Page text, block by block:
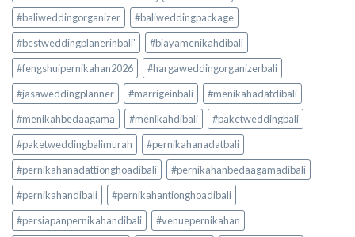
#baliweddingorganizer
#baliweddingpackage
#bestweddingplanerinbali'
#biayamenikahdibali
#fengshuipernikahan2026
#hargaweddingorganizerbali
#jasaweddingplanner
#marrigeinbali
#menikahadatdibali
#menikahbedaagama
#menikahdibali
#paketweddingbali
#paketweddingbalimurah
#pernikahanadatbali
#pernikahanadattionghoadibali
#pernikahanbedaagamadibali
#pernikahandibali
#pernikahantionghoadibali
#persiapanpernikahandibali
#venuepernikahan